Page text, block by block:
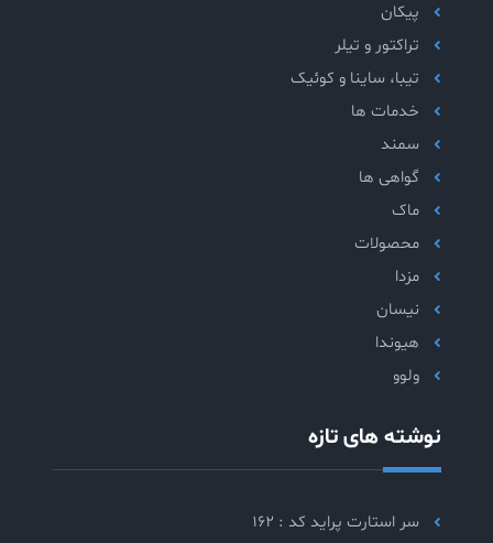
پیکان
تراکتور و تیلر
تیبا، ساینا و کوئیک
خدمات ها
سمند
گواهی ها
ماک
محصولات
مزدا
نیسان
هیوندا
ولوو
نوشته های تازه
سر استارت پراید کد : 162